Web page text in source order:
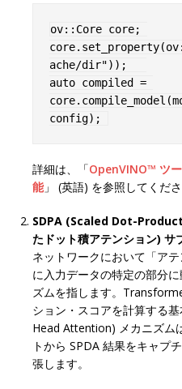
ov::Core core;
ache/dir"));
auto compiled =
config);
詳細は、「OpenVINO™ ツ
能」 (英語) を参照してくださ
SDPA (Scaled Dot-
たドット積アテンション) サ
ネットワークにおいて「ア
に入力データの特定の部分
ズムを指します。
ション・スコアを計算する
Head Attention) メカニズム
トから SPDA 結果をキャプ
張します。